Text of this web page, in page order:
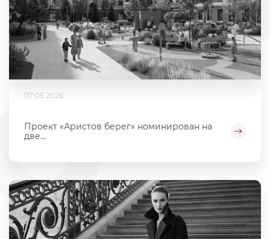
07.08.2026
Проект «Аристов берег» номинирован на
две...